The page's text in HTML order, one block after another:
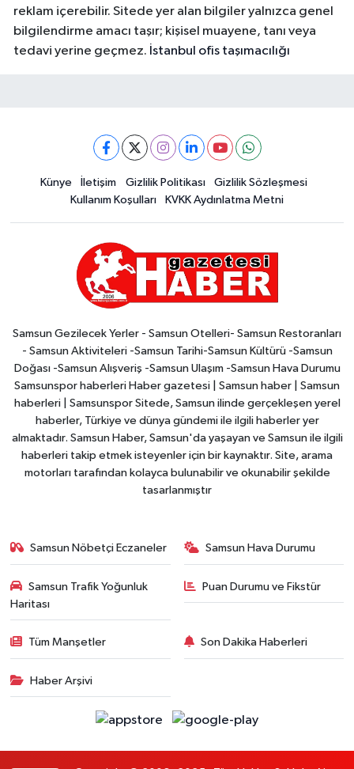
reklam içerebilir. Sitede yer alan bilgiler yalnızca genel
bilgilendirme amacı taşır; kişisel muayene, tanı veya
tedavi yerine geçmez. İstanbul ofis taşımacılığı
Künye İletişim Gizlilik Politikası
Gizlilik Sözleşmesi
Kullanım Koşulları
KVKK Aydınlatma Metni
Samsun Gezilecek Yerler - Samsun Otelleri- Samsun Restoranları
- Samsun Aktiviteleri -Samsun Tarihi-Samsun Kültürü -Samsun
Doğası -Samsun Alışveriş -Samsun Ulaşım -Samsun Hava Durumu
Samsunspor haberleri Haber gazetesi | Samsun haber | Samsun
haberleri | Samsunspor Sitede, Samsun ilinde gerçekleşen yerel
haberler, Türkiye ve dünya gündemi ile ilgili haberler yer
almaktadır. Samsun Haber, Samsun'da yaşayan ve Samsun ile ilgili
haberleri takip etmek isteyenler için bir kaynaktır. Site, arama
motorları tarafından kolayca bulunabilir ve okunabilir şekilde
tasarlanmıştır
Samsun Nöbetçi Eczaneler Samsun Hava Durumu
Samsun Trafik Yoğunluk
Haritası
Puan Durumu ve Fikstür
Tüm Manşetler Son Dakika Haberleri
Haber Arşivi